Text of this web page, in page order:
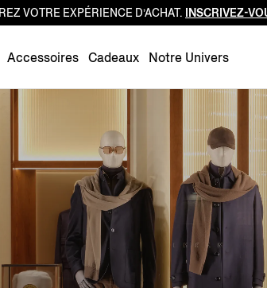
Luxembourg
Netherlands
Portugal
Romania
Slovakia
Slovenia
Spain
Sweden
Switzerland
VOTRE EXPÉRIENCE D’ACHAT. INSCRIVEZ-
Accessoires Cadeaux Notre Univers